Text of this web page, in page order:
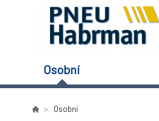
Osobní
Osobní